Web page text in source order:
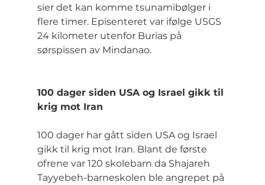
sier det kan komme tsunamibølger i
flere timer. Episenteret var ifølge USGS
24 kilometer utenfor Burias på
sørspissen av Mindanao.
100 dager siden USA og Israel gikk til
krig mot Iran
100 dager har gått siden USA og Israel
gikk til krig mot Iran. Blant de første
ofrene var 120 skolebarn da Shajareh
Tayyebeh-barneskolen ble angrepet på